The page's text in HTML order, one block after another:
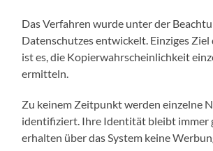
Das Verfahren wurde unter der
Datenschutzes entwickelt. Einziges Ziel
ist es, die Kopierwahrscheinlichkeit
ermitteln.
Zu keinem Zeitpunkt werden einzelne
identifiziert. Ihre Identität bleibt immer
erhalten über das System keine